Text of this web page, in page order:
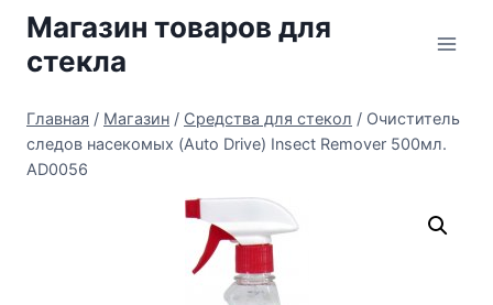
Перейти
содержимому
Магазин товаров для
стекла
Главная / Магазин / Средства для стекол / Очиститель
следов насекомых (Auto Drive) Insect Remover 500мл.
AD0056